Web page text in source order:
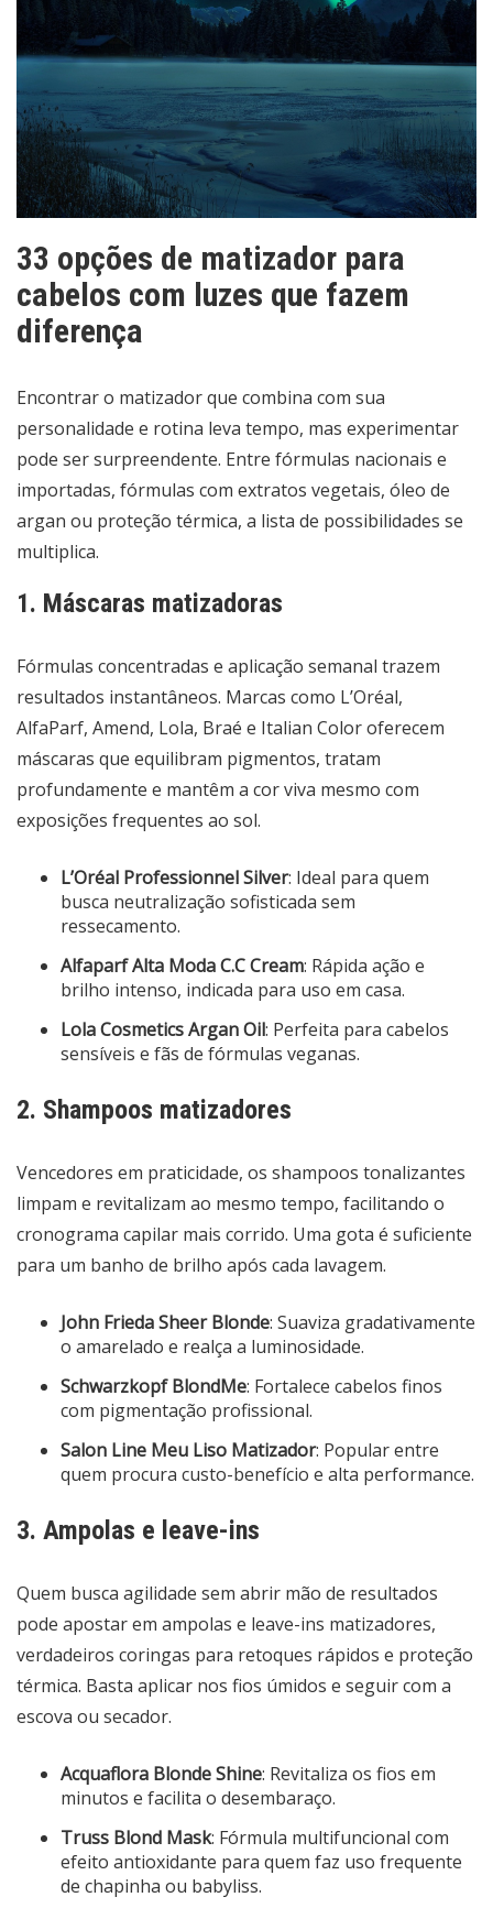
33 opções de matizador para
cabelos com luzes que fazem
diferença
Encontrar o matizador que combina com sua
personalidade e rotina leva tempo, mas experimentar
pode ser surpreendente. Entre fórmulas nacionais e
importadas, fórmulas com extratos vegetais, óleo de
argan ou proteção térmica, a lista de possibilidades se
multiplica.
1. Máscaras matizadoras
Fórmulas concentradas e aplicação semanal trazem
resultados instantâneos. Marcas como L’Oréal,
AlfaParf, Amend, Lola, Braé e Italian Color oferecem
máscaras que equilibram pigmentos, tratam
profundamente e mantêm a cor viva mesmo com
exposições frequentes ao sol.
L’Oréal Professionnel Silver: Ideal para quem
busca neutralização sofisticada sem
ressecamento.
Alfaparf Alta Moda C.C Cream: Rápida ação e
brilho intenso, indicada para uso em casa.
Lola Cosmetics Argan Oil: Perfeita para cabelos
sensíveis e fãs de fórmulas veganas.
2. Shampoos matizadores
Vencedores em praticidade, os shampoos tonalizantes
limpam e revitalizam ao mesmo tempo, facilitando o
cronograma capilar mais corrido. Uma gota é suficiente
para um banho de brilho após cada lavagem.
John Frieda Sheer Blonde: Suaviza gradativamente
o amarelado e realça a luminosidade.
Schwarzkopf BlondMe: Fortalece cabelos finos
com pigmentação profissional.
Salon Line Meu Liso Matizador: Popular entre
quem procura custo-benefício e alta performance.
3. Ampolas e leave-ins
Quem busca agilidade sem abrir mão de resultados
pode apostar em ampolas e leave-ins matizadores,
verdadeiros coringas para retoques rápidos e proteção
térmica. Basta aplicar nos fios úmidos e seguir com a
escova ou secador.
Acquaflora Blonde Shine: Revitaliza os fios em
minutos e facilita o desembaraço.
Truss Blond Mask: Fórmula multifuncional com
efeito antioxidante para quem faz uso frequente
de chapinha ou babyliss.